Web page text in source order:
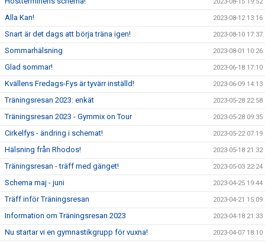
Alla Kan! 2023-08-12 13:16
Snart är det dags att börja träna igen! 2023-08-10 17:37
Sommarhälsning 2023-08-01 10:26
Glad sommar! 2023-06-18 17:10
Kvällens Fredags-Fys är tyvärr inställd! 2023-06-09 14:13
Träningsresan 2023: enkät 2023-05-28 22:58
Träningsresan 2023 - Gymmix on Tour 2023-05-28 09:35
Cirkelfys - ändring i schemat! 2023-05-22 07:19
Hälsning från Rhodos! 2023-05-18 21:32
Träningsresan - träff med gänget! 2023-05-03 22:24
Schema maj - juni 2023-04-25 19:44
Träff inför Träningsresan 2023-04-21 15:09
Information om Träningsresan 2023 2023-04-18 21:33
Nu startar vi en gymnastikgrupp för vuxna! 2023-04-07 18:10